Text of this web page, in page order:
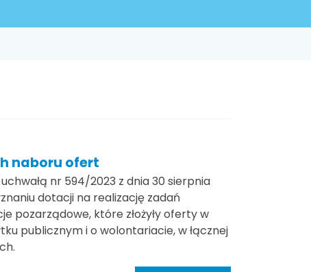
naboru ofert
nr 594/2023 z dnia 30 sierpnia
dotacji na realizację zadań
pozarządowe, które złożyły oferty w
publicznym i o wolontariacie, w łącznej